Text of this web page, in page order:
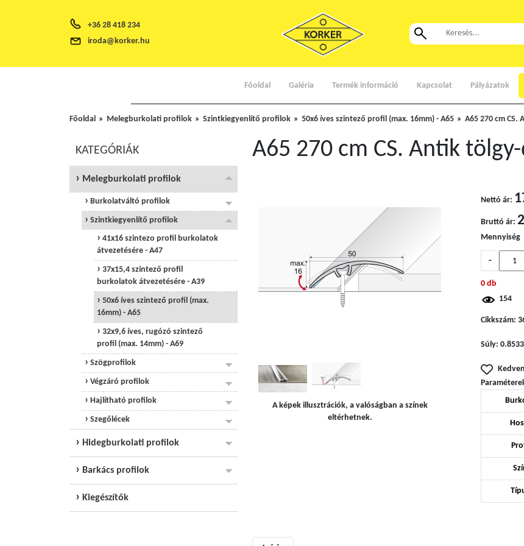
+36 28 418 234
iroda@korker.hu
Főoldal Galéria Termék információ Kapcsolat Pályázatok
Főoldal Melegburkolati profilok Szintkiegyenlítő profilok 50x6 íves szintező profil (max. 16mm) - A65 A65 270 cm
KATEGÓRIÁK
Melegburkolati profilok
Burkolatváltó profilok
Szintkiegyenlítő profilok
41x16 szintezo profil burkolatok
átvezetésére - A47
37x15,4 szintező profil
burkolatok átvezetésére - A39
50x6 íves szintező profil (max.
16mm) - A65
32x9,6 íves, rugózó szintező
profil (max. 14mm) - A69
Szögprofilok
Végzáró profilok
Hajlítható profilok
Szegőlécek
Hidegburkolati profilok
Barkács profilok
Kiegészítők
A65 270 cm CS. Antik
A képek illusztrációk, a valóságban a színek
eltérhetnek.
Nettó ár:
Bruttó ár:
Mennyiség
-
0 db
154
Cikkszám:
Súly: